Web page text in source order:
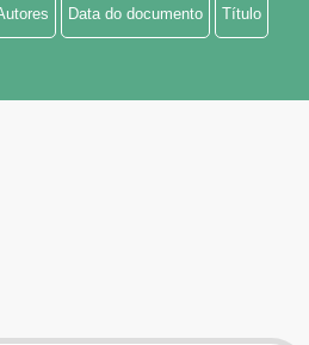
Data do documento Título